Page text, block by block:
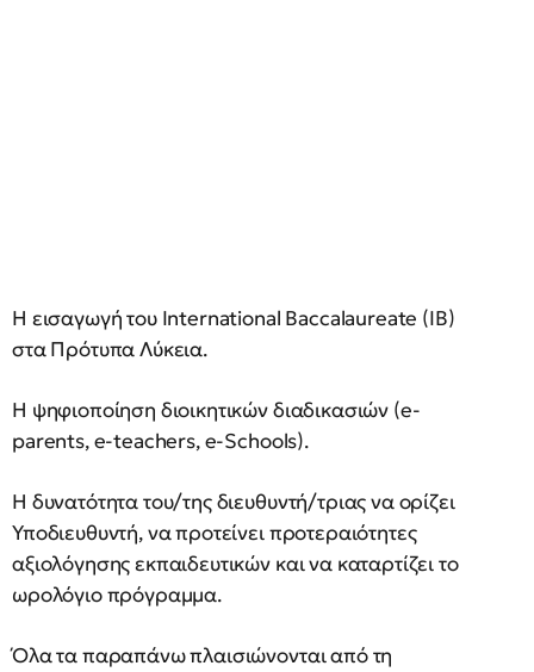
Η εισαγωγή του International Baccalaureate (IB)
στα Πρότυπα Λύκεια.
Η ψηφιοποίηση διοικητικών διαδικασιών (e-
parents, e-teachers, e-Schools).
Η δυνατότητα του/της διευθυντή/τριας να ορίζει
Υποδιευθυντή, να προτείνει προτεραιότητες
αξιολόγησης εκπαιδευτικών και να καταρτίζει το
ωρολόγιο πρόγραμμα.
Όλα τα παραπάνω πλαισιώνονται από τη